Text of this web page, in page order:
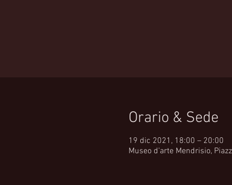
Orario & Sede
19 dic 2021, 18:00 – 20:00
Museo d’arte Mendrisio,